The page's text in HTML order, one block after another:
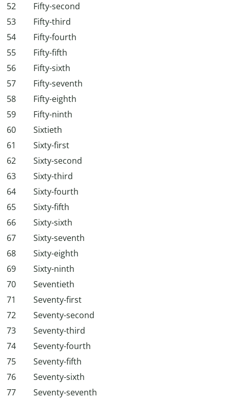
52
Fifty-second
53
Fifty-third
54
Fifty-fourth
55
Fifty-fifth
56
Fifty-sixth
57
Fifty-seventh
58
Fifty-eighth
59
Fifty-ninth
60
Sixtieth
61
Sixty-first
62
Sixty-second
63
Sixty-third
64
Sixty-fourth
65
Sixty-fifth
66
Sixty-sixth
67
Sixty-seventh
68
Sixty-eighth
69
Sixty-ninth
70
Seventieth
71
Seventy-first
72
Seventy-second
73
Seventy-third
74
Seventy-fourth
75
Seventy-fifth
76
Seventy-sixth
77
Seventy-seventh